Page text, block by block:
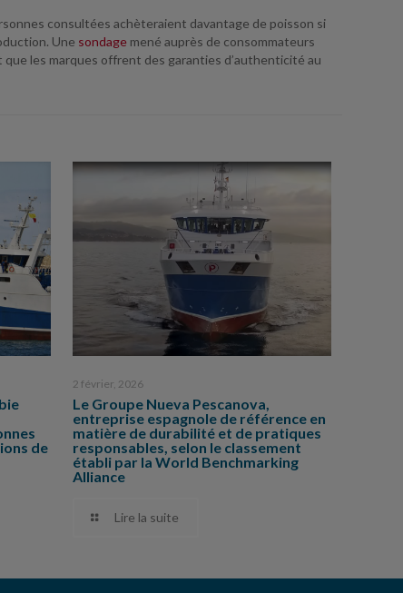
consultées achèteraient davantage de poisson si
Une sondage mené auprès de consommateurs
les marques offrent des garanties d’authenticité au
de
2 février, 2026
Le Groupe Nueva Pescanova,
entreprise espagnole de référence en
matière de durabilité et de pratiques
responsables, selon le classement
établi par la World Benchmarking
Alliance
Lire la suite